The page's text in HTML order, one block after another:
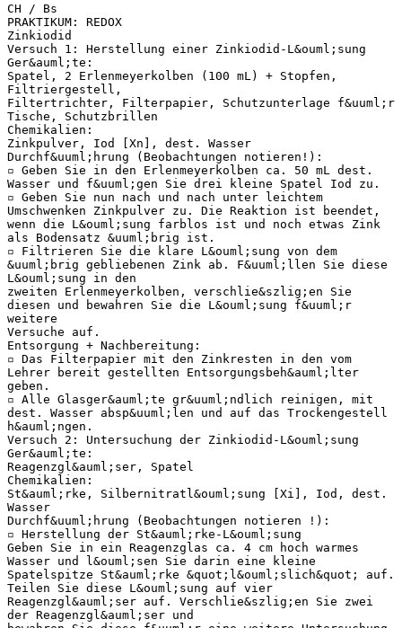
CH / Bs
PRAKTIKUM: REDOX
Zinkiodid
Versuch 1: Herstellung einer Zinkiodid-L&ouml;sung
Ger&auml;te:
Spatel, 2 Erlenmeyerkolben (100 mL) + Stopfen,
Filtriergestell,
Filtertrichter, Filterpapier, Schutzunterlage f&uuml;r
Tische, Schutzbrillen
Chemikalien:
Zinkpulver, Iod [Xn], dest. Wasser
Durchf&uuml;hrung (Beobachtungen notieren!):
▫ Geben Sie in den Erlenmeyerkolben ca. 50 mL dest.
Wasser und f&uuml;gen Sie drei kleine Spatel Iod zu.
▫ Geben Sie nun nach und nach unter leichtem
Umschwenken Zinkpulver zu. Die Reaktion ist beendet,
wenn die L&ouml;sung farblos ist und noch etwas Zink
als Bodensatz &uuml;brig ist.
▫ Filtrieren Sie die klare L&ouml;sung von dem
&uuml;brig gebliebenen Zink ab. F&uuml;llen Sie diese
L&ouml;sung in den
zweiten Erlenmeyerkolben, verschlie&szlig;en Sie
diesen und bewahren Sie die L&ouml;sung f&uuml;r
weitere
Versuche auf.
Entsorgung + Nachbereitung:
▫ Das Filterpapier mit den Zinkresten in den vom
Lehrer bereit gestellten Entsorgungsbeh&auml;lter
geben.
▫ Alle Glasger&auml;te gr&uuml;ndlich reinigen, mit
dest. Wasser absp&uuml;len und auf das Trockengestell
h&auml;ngen.
Versuch 2: Untersuchung der Zinkiodid-L&ouml;sung
Ger&auml;te:
Reagenzgl&auml;ser, Spatel
Chemikalien:
St&auml;rke, Silbernitratl&ouml;sung [Xi], Iod, dest.
Wasser
Durchf&uuml;hrung (Beobachtungen notieren !):
▫ Herstellung der St&auml;rke-L&ouml;sung
Geben Sie in ein Reagenzglas ca. 4 cm hoch warmes
Wasser und l&ouml;sen Sie darin eine kleine
Spatelspitze St&auml;rke &quot;l&ouml;slich&quot; auf.
Teilen Sie diese L&ouml;sung auf vier
Reagenzgl&auml;ser auf. Verschlie&szlig;en Sie zwei
der Reagenzgl&auml;ser und